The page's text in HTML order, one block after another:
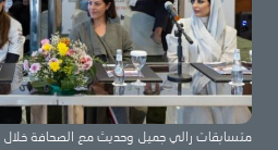
متسابقات رالي جميل وحديث مع الصحافة